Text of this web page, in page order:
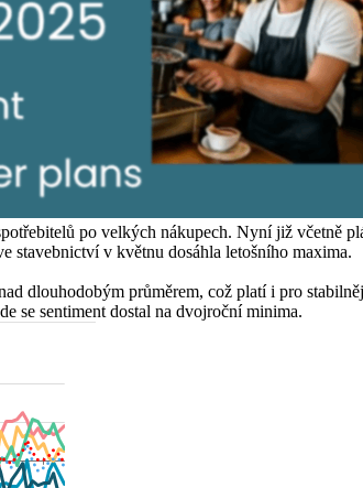
po velkých nákupech. Nyní již včetně
stavebnictví v květnu dosáhla letošního maxima.
dlouhodobým průměrem, což platí i pro
se sentiment dostal na dvojroční minima.